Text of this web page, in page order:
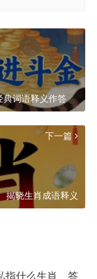
典词语释义作答
下一篇
揭晓生肖成语释义
指什么生肖、答